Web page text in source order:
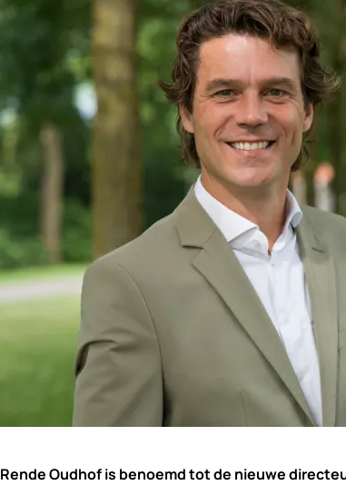
Rende Oudhof is benoemd tot de nieuwe